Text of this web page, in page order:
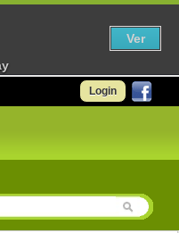
Login
Ver